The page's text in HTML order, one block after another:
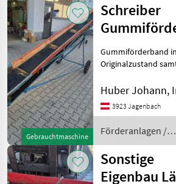
Kategorie 3 Land Filter
AKTUELLER
PFAD
Landtechnik
Foerderanlagen
Foerderbaender
KATEGORIE
WÄHLEN
Sonstige
83
Zurücksetzen
Ergebnisse
anzeigen
Gebrauchtmaschine
Schreiber
Länge 6,5m
Gummiförderband in
Originalzustand
Höhenverstellung,
Anhängevorrichtung
Motor 400V 16 Amper
einsatzbereit ideal für
Huber Johann,
3923 Jagenbach
Förderanlagen /
Schreiber
Sonstige
Eigenbau